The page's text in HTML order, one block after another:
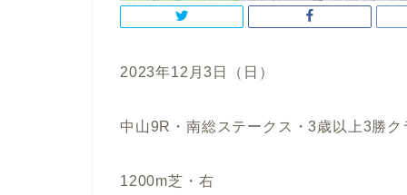
2023年12月3日（日）
中山9R・南総ステークス・3歳以上3勝ク
1200m芝・右